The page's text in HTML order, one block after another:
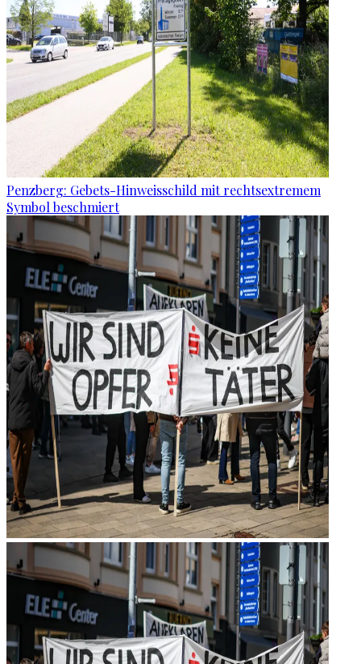
Penzberg: Gebets-Hinweisschild mit rechtsextremem
Symbol beschmiert